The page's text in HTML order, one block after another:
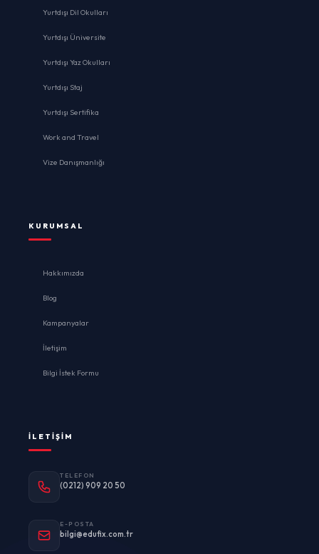
Yurtdışı Dil Okulları
Yurtdışı Üniversite
Yurtdışı Yaz Okulları
Yurtdışı Staj
Yurtdışı Sertifika
Work and Travel
Vize Danışmanlığı
KURUMSAL
Hakkımızda
Blog
Kampanyalar
İletişim
Bilgi İstek Formu
İLETIŞIM
TELEFON
(0212) 909 20 50
E-POSTA
bilgi@edufix.com.tr